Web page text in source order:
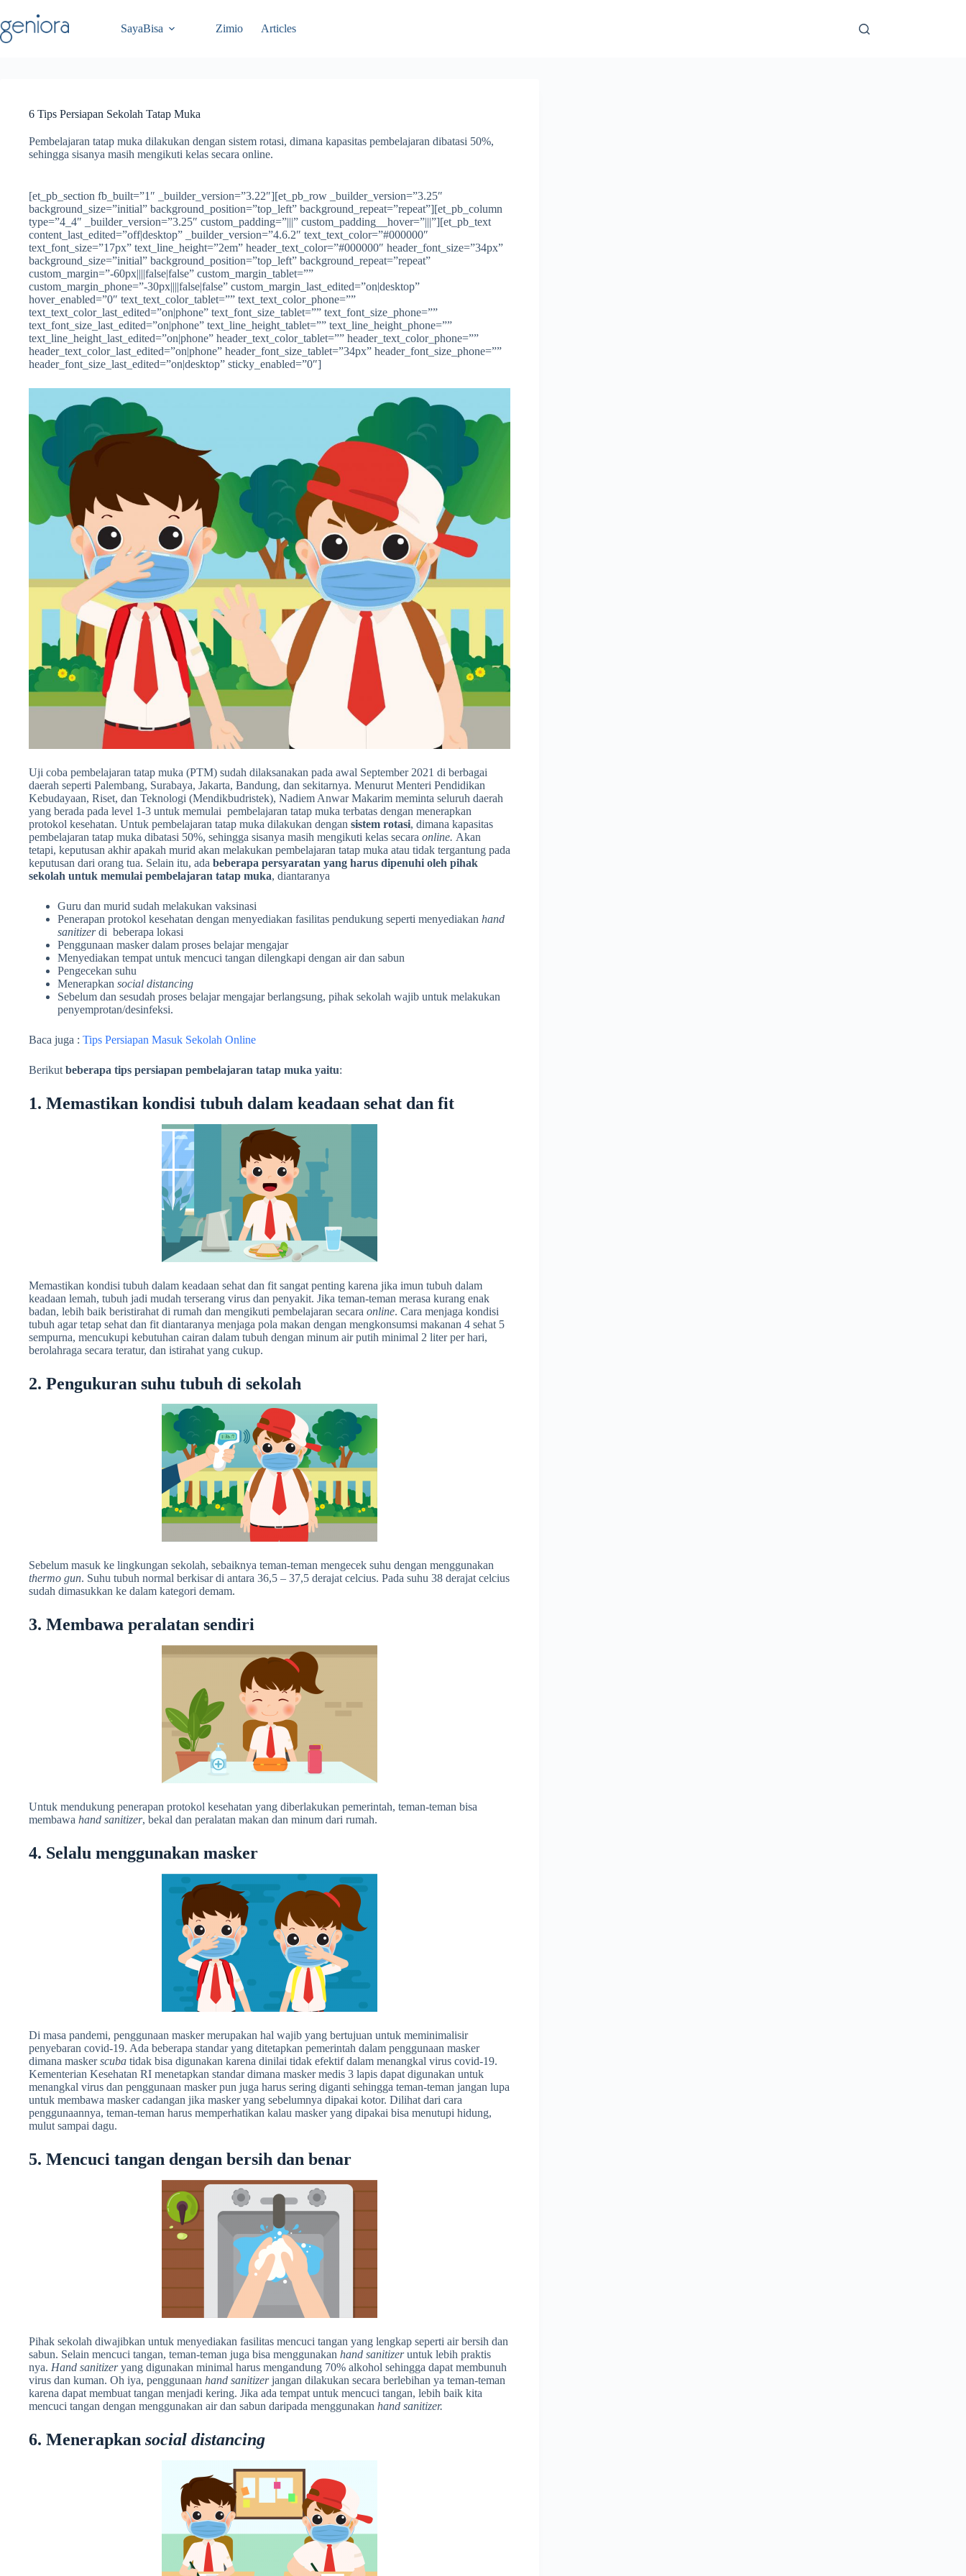
to
content
SayaBisa Zimio Articles
6 Tips Persiapan Sekolah Tatap Muka
Pembelajaran tatap muka dilakukan dengan sistem rotasi, dimana kapasitas pembelajaran dibatasi 50%,
sehingga sisanya masih mengikuti kelas secara online.
[et_pb_section fb_built=”1″ _builder_version=”3.22″][et_pb_row _builder_version=”3.25″
background_size=”initial” background_position=”top_left” background_repeat=”repeat”][et_pb_column
type=”4_4″ _builder_version=”3.25″ custom_padding=”|||” custom_padding__hover=”|||”][et_pb_text
content_last_edited=”off|desktop” _builder_version=”4.6.2″ text_text_color=”#000000″
text_font_size=”17px” text_line_height=”2em” header_text_color=”#000000″ header_font_size=”34px”
background_size=”initial” background_position=”top_left” background_repeat=”repeat”
custom_margin=”-60px||||false|false” custom_margin_tablet=””
custom_margin_phone=”-30px||||false|false” custom_margin_last_edited=”on|desktop”
hover_enabled=”0″ text_text_color_tablet=”” text_text_color_phone=””
text_text_color_last_edited=”on|phone” text_font_size_tablet=”” text_font_size_phone=””
text_font_size_last_edited=”on|phone” text_line_height_tablet=”” text_line_height_phone=””
text_line_height_last_edited=”on|phone” header_text_color_tablet=”” header_text_color_phone=””
header_text_color_last_edited=”on|phone” header_font_size_tablet=”34px” header_font_size_phone=””
header_font_size_last_edited=”on|desktop” sticky_enabled=”0″]
Uji coba pembelajaran tatap muka (PTM) sudah dilaksanakan pada awal September 2021 di berbagai
daerah seperti Palembang, Surabaya, Jakarta, Bandung, dan sekitarnya. Menurut Menteri Pendidikan
Kebudayaan, Riset, dan Teknologi (Mendikbudristek), Nadiem Anwar Makarim meminta seluruh daerah
yang berada pada level 1-3 untuk memulai pembelajaran tatap muka terbatas dengan menerapkan
protokol kesehatan. Untuk pembelajaran tatap muka dilakukan dengan sistem rotasi, dimana kapasitas
pembelajaran tatap muka dibatasi 50%, sehingga sisanya masih mengikuti kelas secara online. Akan
tetapi, keputusan akhir apakah murid akan melakukan pembelajaran tatap muka atau tidak tergantung pada
keputusan dari orang tua. Selain itu, ada beberapa persyaratan yang harus dipenuhi oleh pihak
sekolah untuk memulai pembelajaran tatap muka, diantaranya
Guru dan murid sudah melakukan vaksinasi
Penerapan protokol kesehatan dengan menyediakan fasilitas pendukung seperti menyediakan hand
sanitizerdi beberapa lokasi
Penggunaan masker dalam proses belajar mengajar
Menyediakan tempat untuk mencuci tangan dilengkapi dengan air dan sabun
Pengecekan suhu
Menerapkan social distancing
Sebelum dan sesudah proses belajar mengajar berlangsung, pihak sekolah wajib untuk melakukan
penyemprotan/desinfeksi.
Baca juga : Tips Persiapan Masuk Sekolah Online
Berikut beberapa tips persiapan pembelajaran tatap muka yaitu:
1. Memastikan kondisi tubuh dalam keadaan sehat dan fit
Memastikan kondisi tubuh dalam keadaan sehat dan fit sangat penting karena jika imun tubuh dalam
keadaan lemah, tubuh jadi mudah terserang virus dan penyakit. Jika teman-teman merasa kurang enak
badan, lebih baik beristirahat di rumah dan mengikuti pembelajaran secara online. Cara menjaga kondisi
tubuh agar tetap sehat dan fit diantaranya menjaga pola makan dengan mengkonsumsi makanan 4 sehat 5
sempurna, mencukupi kebutuhan cairan dalam tubuh dengan minum air putih minimal 2 liter per hari,
berolahraga secara teratur, dan istirahat yang cukup.
2. Pengukuran suhu tubuh di sekolah
Sebelum masuk ke lingkungan sekolah, sebaiknya teman-teman mengecek suhu dengan menggunakan
thermo gun. Suhu tubuh normal berkisar di antara 36,5 – 37,5 derajat celcius. Pada suhu 38 derajat celcius
sudah dimasukkan ke dalam kategori demam.
3. Membawa peralatan sendiri
Untuk mendukung penerapan protokol kesehatan yang diberlakukan pemerintah, teman-teman bisa
membawa hand sanitizer, bekal dan peralatan makan dan minum dari rumah.
4. Selalu menggunakan masker
Di masa pandemi, penggunaan masker merupakan hal wajib yang bertujuan untuk meminimalisir
penyebaran covid-19. Ada beberapa standar yang ditetapkan pemerintah dalam penggunaan masker
dimana maskerscuba tidak bisa digunakan karena dinilai tidak efektif dalam menangkal virus covid-19.
Kementerian Kesehatan RI menetapkan standar dimana masker medis 3 lapis dapat digunakan untuk
menangkal virus dan penggunaan masker pun juga harus sering diganti sehingga teman-teman jangan lupa
untuk membawa masker cadangan jika masker yang sebelumnya dipakai kotor. Dilihat dari cara
penggunaannya, teman-teman harus memperhatikan kalau masker yang dipakai bisa menutupi hidung,
mulut sampai dagu.
5. Mencuci tangan dengan bersih dan benar
Pihak sekolah diwajibkan untuk menyediakan fasilitas mencuci tangan yang lengkap seperti air bersih dan
sabun. Selain mencuci tangan, teman-teman juga bisa menggunakan hand sanitizeruntuk lebih praktis
nya. Hand sanitizeryang digunakan minimal harus mengandung 70% alkohol sehingga dapat membunuh
virus dan kuman. Oh iya, penggunaan hand sanitizerjangan dilakukan secara berlebihan ya teman-teman
karena dapat membuat tangan menjadi kering. Jika ada tempat untuk mencuci tangan, lebih baik kita
mencuci tangan dengan menggunakan air dan sabun daripada menggunakan hand sanitizer.
6. Menerapkan social distancing